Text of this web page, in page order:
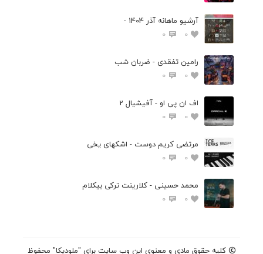
آرشیو ماهانه آذر 1404 -
0
0
رامین تفقدی - ضربان شب
0
0
اف ان پی او - آفیشیال 2
0
0
مرتضی کریم دوست - اشکهای یخی
0
0
محمد حسینی - کلارینت ترکی بیکلام
0
0
کلیه حقوق مادی و معنوی این وب سایت برای "ملودیکا" محفوظ